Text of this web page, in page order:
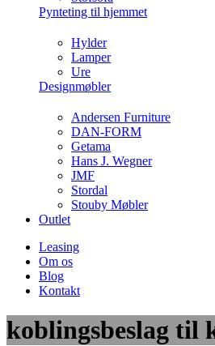
Pynteting til hjemmet
Hylder
Lamper
Ure
Designmøbler
Andersen Furniture
DAN-FORM
Getama
Hans J. Wegner
JMF
Stordal
Stouby Møbler
Outlet
Leasing
Om os
Blog
Kontakt
koblingsbeslag til